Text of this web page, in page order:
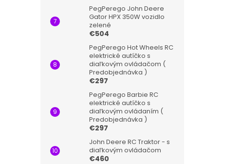
PegPerego John Deere
Gator HPX 350W vozidlo
zelené
€504
PegPerego Hot Wheels RC
elektrické autíčko s
diaľkovým ovládačom (
Predobjednávka )
€297
PegPerego Barbie RC
elektrické autíčko s
diaľkovým ovládaním (
Predobjednávka )
€297
John Deere RC Traktor - s
diaľkovým ovládačom
€460